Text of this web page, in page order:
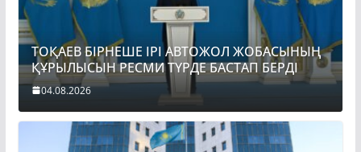
ТОҚАЕВ БІРНЕШЕ ІРІ АВТОЖОЛ ЖОБАСЫНЫҢ
ҚҰРЫЛЫСЫН РЕСМИ ТҮРДЕ БАСТАП БЕРДІ
04.08.2026